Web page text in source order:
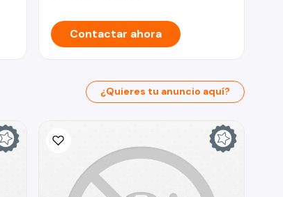
Contactar ahora
¿Quieres tu anuncio aquí?